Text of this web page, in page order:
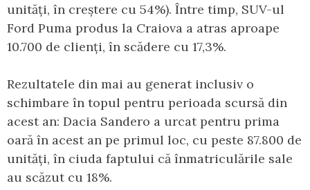
unități, în creștere cu 54%). Între timp, SUV-ul
Ford Puma produs la Craiova a atras aproape
10.700 de clienți, în scădere cu 17,3%.
Rezultatele din mai au generat inclusiv o
schimbare în topul pentru perioada scursă din
acest an: Dacia Sandero a urcat pentru prima
oară în acest an pe primul loc, cu peste 87.800 de
unități, în ciuda faptului că înmatriculările sale
au scăzut cu 18%.